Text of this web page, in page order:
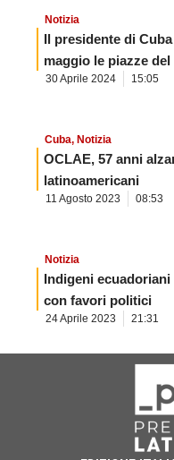
Notizia
Il presidente di
maggio le piazze del
30 Aprile 2024 15:05
Cuba, Notizia
OCLAE, 57 anni
latinoamericani
11 Agosto 2023 08:53
Notizia
Indigeni
con favori politici
24 Aprile 2023 21:31